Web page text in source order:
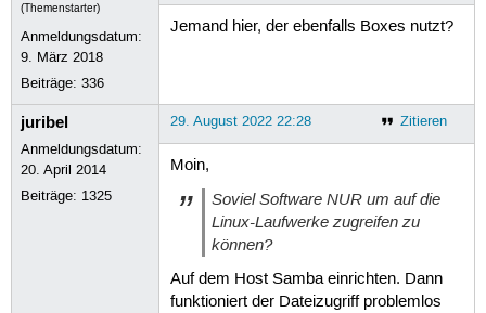
(Themenstarter)
Anmeldungsdatum:
9. März 2018
Beiträge:336
Jemand hier, der ebenfalls Boxes nutzt?
juribel
Anmeldungsdatum:
20. April 2014
Beiträge: 1325
Zitieren
29. August 2022 22:28
Moin,
Soviel Software NUR um auf die
Linux-Laufwerke zugreifen zu
können?
Auf dem Host Samba einrichten. Dann
funktioniert der Dateizugriff problemlos